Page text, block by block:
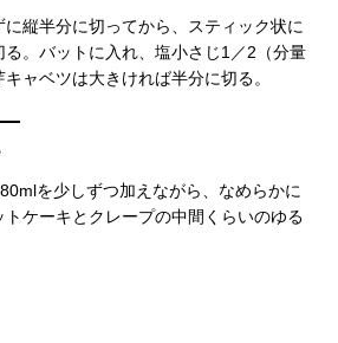
縦半分に切ってから、スティック状に
る。バットに入れ、塩小さじ1／2（分量
ャベツは大きければ半分に切る。
を少しずつ加えながら、なめらかに
ケーキとクレープの中間くらいのゆる